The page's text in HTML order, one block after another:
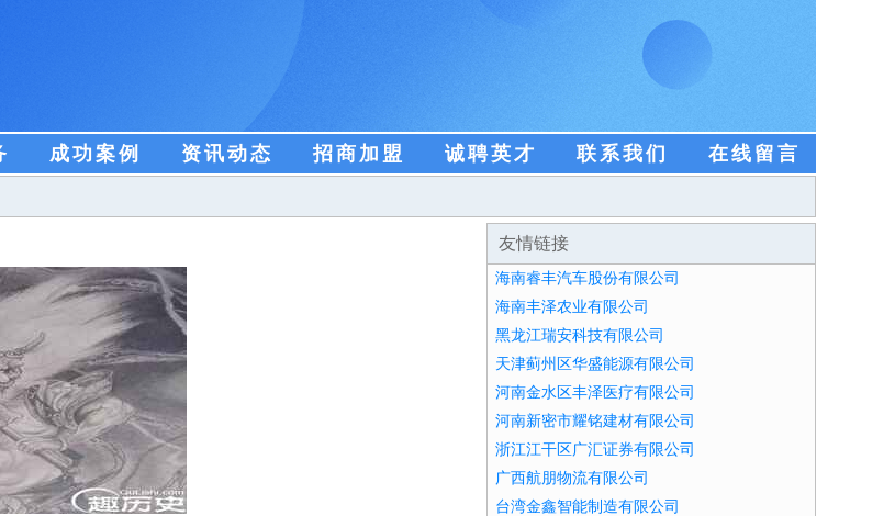
成功案例 资讯动态 招商加盟 诚聘英才 联系我们 在线留言
友情链接
海南睿丰汽车股份有限公司
海南丰泽农业有限公司
黑龙江瑞安科技有限公司
天津蓟州区华盛能源有限公司
河南金水区丰泽医疗有限公司
河南新密市耀铭建材有限公司
浙江江干区广汇证券有限公司
广西航朋物流有限公司
台湾金鑫智能制造有限公司